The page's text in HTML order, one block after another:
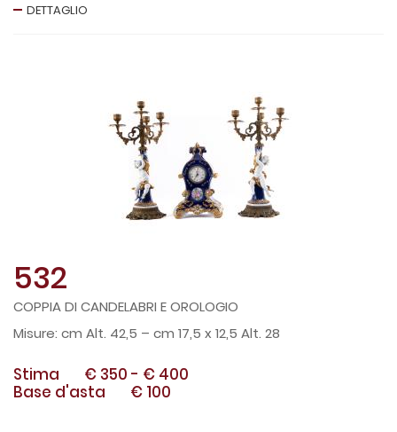
DETTAGLIO
532
COPPIA DI CANDELABRI E OROLOGIO
cm Alt. 42,5 – cm 17,5 x 12,5 Alt. 28
Stima € 350 - € 400
Base d'asta
€ 100